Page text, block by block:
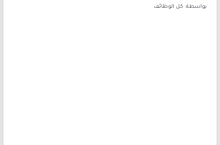
بواسطة: كل الوظائف